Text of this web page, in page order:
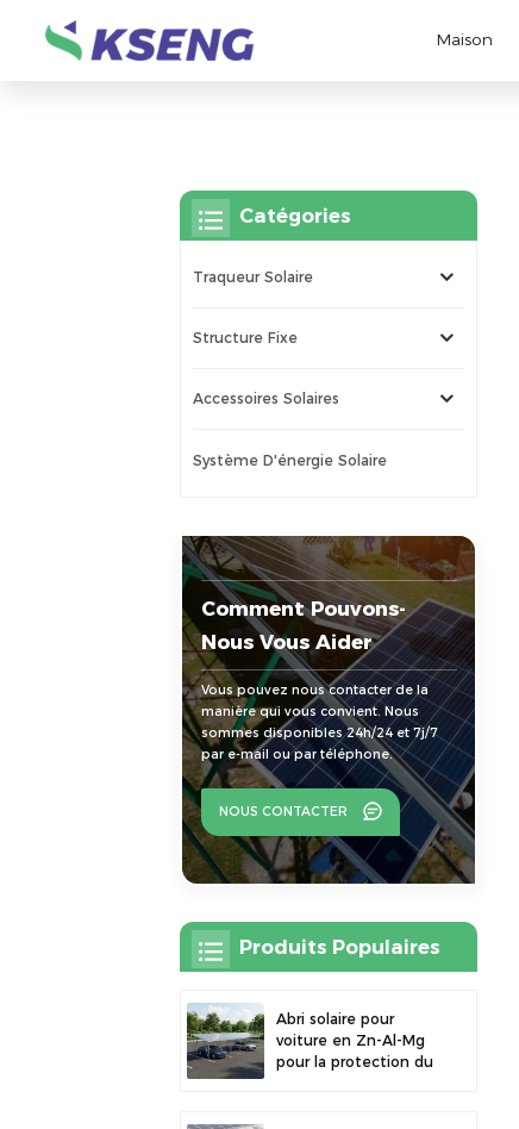
Maison
Catégories
Traqueur Solaire
Structure Fixe
Accessoires Solaires
Système D'énergie Solaire
Comment Pouvons-
Nous Vous Aider
Vous pouvez nous contacter de la
manière qui vous convient. Nous
sommes disponibles 24h/24 et 7j/7
par e-mail ou par téléphone.
NOUS CONTACTER
Produits Populaires
Abri solaire pour
voiture en Zn-Al-Mg
pour la protection du